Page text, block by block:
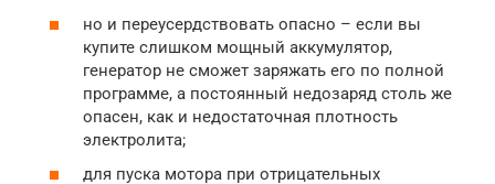
но и переусердствовать опасно – если вы
купите слишком мощный аккумулятор,
генератор не сможет заряжать его по полной
программе, а постоянный недозаряд столь же
опасен, как и недостаточная плотность
электролита;
для пуска мотора при отрицательных